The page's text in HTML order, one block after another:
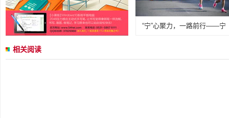
“宁”心聚力，一路前行——宁
相关阅读